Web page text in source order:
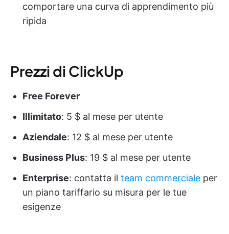
comportare una curva di apprendimento più
ripida
Prezzi di ClickUp
Free Forever
Illimitato: 5 $ al mese per utente
Aziendale: 12 $ al mese per utente
Business Plus: 19 $ al mese per utente
Enterprise: contatta il team commerciale per
un piano tariffario su misura per le tue
esigenze